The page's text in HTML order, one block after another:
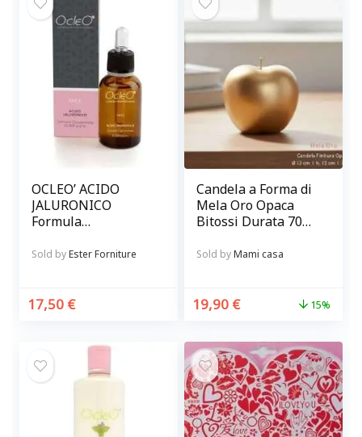
OCLEO’ ACIDO
JALURONICO
Formula
p.p.m.
Sold byEster Forniture
17,50 €
Candela a Forma di
Mela Oro Opaca
Bitossi Durata 70
Sold byMami casa
19,90 € 15%